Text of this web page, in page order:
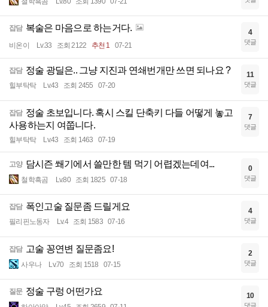
잡담 복술은 마음으로 하는거다.
비온이 Lv.33 조회 2122 추천 1 07-21
4
댓글
잡담 정술 광딜은.. 그냥 지진과 연쇄번개만 쓰면 되나요 ?
힐부탁탁 Lv.43 조회 2455 07-20
11
댓글
잡담 정술 초보입니다. 혹시 스킬 단축키 다들 어떻게 놓고
사용하는지 여쭙니다.
힐부탁탁 Lv.43 조회 1463 07-19
7
댓글
고양 담시즌 쐐기에서 쓸만한 템 먹기 어렵겠는데여...
철학흑곰 Lv.80 조회 1825 07-18
0
댓글
잡담 폭인고술 질문좀 드릴게요
필리핀노동자 Lv.4 조회 1583 07-16
4
댓글
잡담 고술 꽁연변 질문좀요!
사우나 Lv.70 조회 1518 07-15
2
댓글
질문 정술 구렁 어떤가요 10
댓글